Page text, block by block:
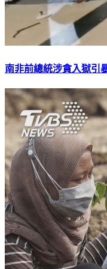
南非前總統涉貪入獄